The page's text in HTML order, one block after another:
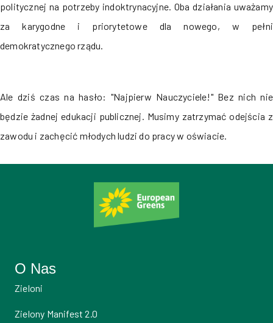
politycznej na potrzeby indoktrynacyjne. Oba działania uważamy
za karygodne i priorytetowe dla nowego, w pełni
demokratycznego rządu.
Ale dziś czas na hasło: "Najpierw Nauczyciele!" Bez nich nie
będzie żadnej edukacji publicznej. Musimy zatrzymać odejścia z
zawodu i zachęcić młodych ludzi do pracy w oświacie.
O Nas
Zieloni
Zielony Manifest 2.0